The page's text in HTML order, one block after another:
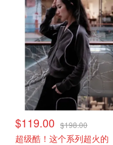
$119.00 $198.00
超级酷！这个系列超火的